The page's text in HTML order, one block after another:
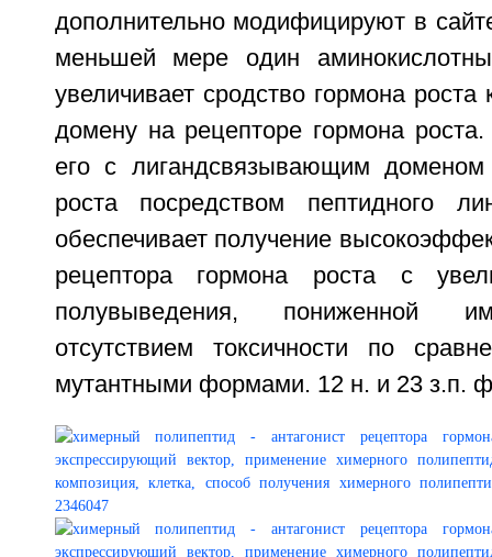
дополнительно модифицируют в
меньшей мере один
увеличивает сродство гормона
домену на рецепторе гормона
его с лигандсвязывающим доменом
роста посредством пептидного
обеспечивает получение
рецептора гормона роста с
полувыведения, пониженной
отсутствием токсичности по
мутантными формами. 12 н. и 23 з.п.